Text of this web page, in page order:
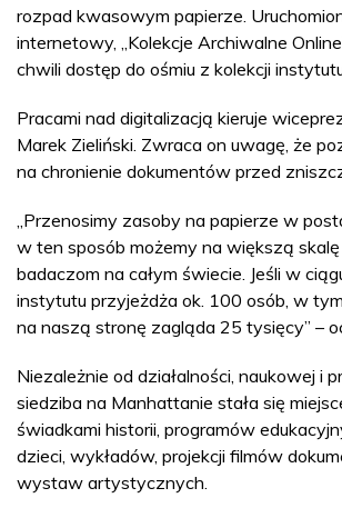
rozpad kwasowym papierze.
internetowy, „Kolekcje Archiwalne
chwili dostęp do ośmiu z kolekcji
Pracami nad digitalizacją kieruje
Marek Zieliński. Zwraca on uwagę, że
na chronienie dokumentów przed
„Przenosimy zasoby na papierze w
w ten sposób możemy na większą
badaczom na całym świecie. Jeśli w
instytutu przyjeżdża ok. 100 osób, w
na naszą stronę zagląda 25 tysięcy” –
Niezależnie od działalności, naukowej i
siedziba na Manhattanie stała się
świadkami historii, programów
dzieci, wykładów, projekcji filmów
wystaw artystycznych.